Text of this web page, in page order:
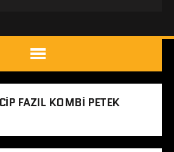
FAZIL KOMBI PETEK